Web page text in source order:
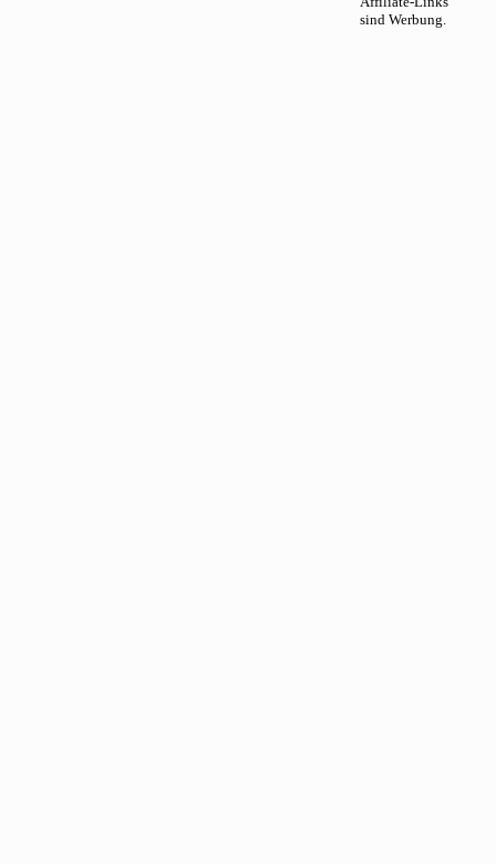
sind Werbung.